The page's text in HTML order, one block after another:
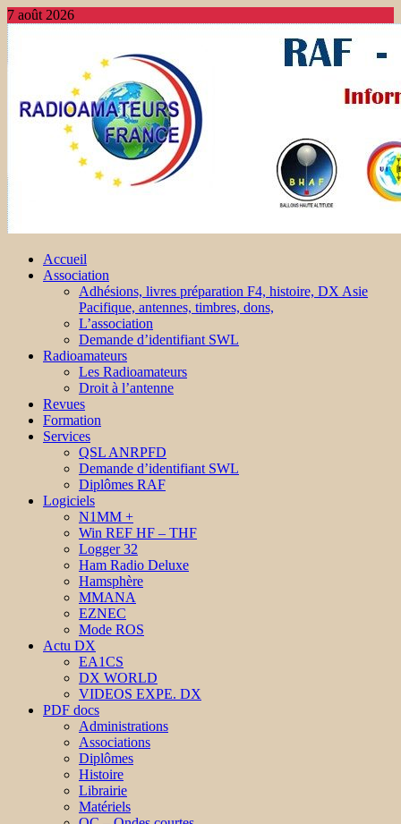
7 août 2026
Accueil
Association
Adhésions, livres préparation F4, histoire, DX Asie
Pacifique, antennes, timbres, dons,
L’association
Demande d’identifiant SWL
Radioamateurs
Les Radioamateurs
Droit à l’antenne
Revues
Formation
Services
QSL ANRPFD
Demande d’identifiant SWL
Diplômes RAF
Logiciels
N1MM +
Win REF HF – THF
Logger 32
Ham Radio Deluxe
Hamsphère
MMANA
EZNEC
Mode ROS
Actu DX
EA1CS
DX WORLD
VIDEOS EXPE. DX
PDF docs
Administrations
Associations
Diplômes
Histoire
Librairie
Matériels